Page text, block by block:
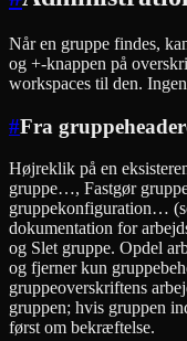
Når en gruppe findes,
og +-knappen på
workspaces til den.
#Fra
Højreklik på en
gruppe…, Fastgør
gruppekonfiguration…
dokumentation for
og Slet gruppe. Opdel
og fjerner kun
gruppeoverskriftens
gruppen; hvis gruppen
først om bekræftelse.